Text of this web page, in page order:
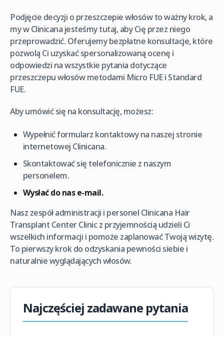
Podjęcie decyzji o przeszczepie włosów to ważny krok, a
my w Clinicana jesteśmy tutaj, aby Cię przez niego
przeprowadzić. Oferujemy bezpłatne konsultacje, które
pozwolą Ci uzyskać spersonalizowaną ocenę i
odpowiedzi na wszystkie pytania dotyczące
przeszczepu włosów metodami Micro FUE i Standard
FUE.
Aby umówić się na konsultację, możesz:
Wypełnić formularz kontaktowy na naszej stronie
internetowej Clinicana.
Skontaktować się telefonicznie z naszym
personelem.
Wysłać do nas e-mail.
Nasz zespół administracji i personel Clinicana Hair
Transplant Center Clinic z przyjemnością udzieli Ci
wszelkich informacji i pomoże zaplanować Twoją wizytę.
To pierwszy krok do odzyskania pewności siebie i
naturalnie wyglądających włosów.
Najczęściej zadawane pytania